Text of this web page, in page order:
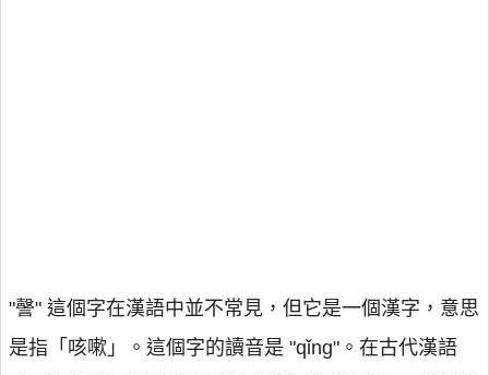
"謦" 這個字在漢語中並不常見，但它是一個漢字，意思
是指「咳嗽」。這個字的讀音是 "qǐng"。在古代漢語